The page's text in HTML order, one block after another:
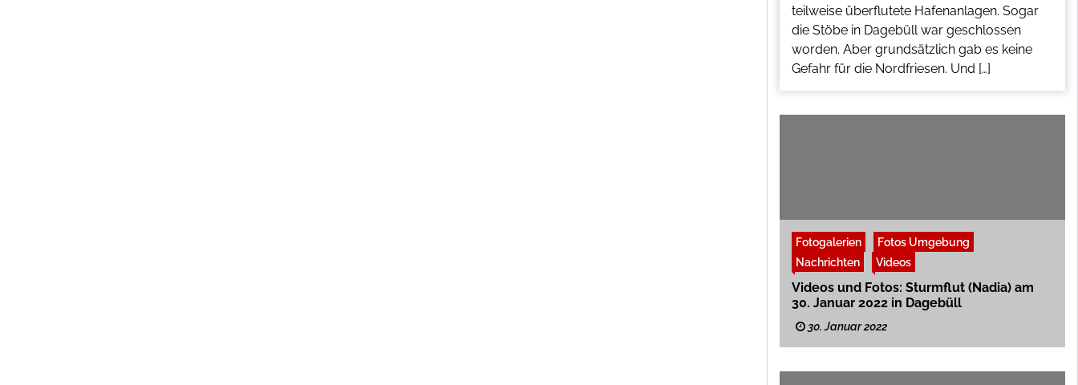
teilweise überflutete Hafenanlagen. Sogar
die Stöbe in Dagebüll war geschlossen
worden. Aber grundsätzlich gab es keine
Gefahr für die Nordfriesen. Und […]
Fotogalerien
Fotos Umgebung
Nachrichten
Videos
Videos und Fotos: Sturmflut (Nadia) am
30. Januar 2022 in Dagebüll
30. Januar 2022